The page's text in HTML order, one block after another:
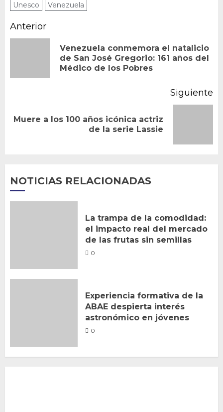
Unesco
Venezuela
Navegación
entradas
Anterior
Venezuela conmemora el natalicio
de San José Gregorio: 161 años del
Médico de los Pobres
Siguiente
Siguiente
Muere a los 100 años icónica actriz
de la serie Lassie
NOTICIAS RELACIONADAS
La trampa de la comodidad:
el impacto real del mercado
de las frutas sin semillas
0
Experiencia formativa de la
ABAE despierta interés
astronómico en jóvenes
0